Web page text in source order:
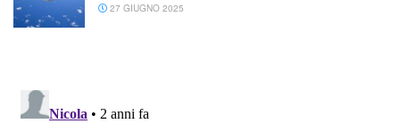
27 GIUGNO 2025